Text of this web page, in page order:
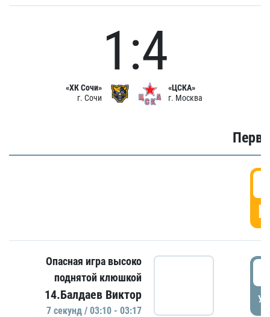
«ХК Сочи»
г. Сочи
1:4
«ЦСКА»
г. Москва
Опасная игра высоко
поднятой клюшкой
14.Балдаев Виктор
7 секунд / 03:10 - 03:17